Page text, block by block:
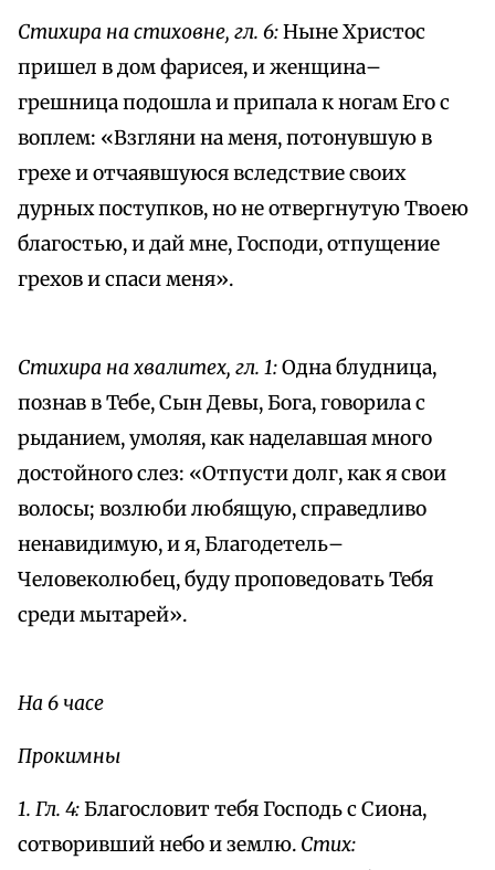
Стихира на стиховне, гл. 6:Ныне Христос
пришел в дом фарисея, и женщина–
грешница подошла и припала к ногам Его с
воплем: «Взгляни на меня, потонувшую в
грехе и отчаявшуюся вследствие своих
дурных поступков, но не отвергнутую Твоею
благостью, и дай мне, Господи, отпущение
грехов и спаси меня».
Стихира на хвалитех, гл. 1:Одна блудница,
познав в Тебе, Сын Девы, Бога, говорила с
рыданием, умоляя, как наделавшая много
достойного слез: «Отпусти долг, как я свои
волосы; возлюби любящую, справедливо
ненавидимую, и я, Благодетель–
Человеколюбец, буду проповедовать Тебя
среди мытарей».
На 6 часе
Прокимны
1. Гл. 4:Благословит тебя Господь с Сиона,
сотворивший небо и землю. Стих: